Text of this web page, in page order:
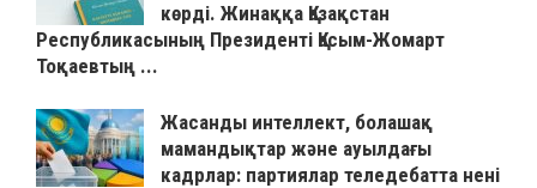
көрді. Жинаққа Қазақстан
Республикасының Президенті Қасым-Жомарт
Тоқаевтың ...
Жасанды интеллект, болашақ
мамандықтар және ауылдағы
кадрлар: партиялар теледебатта нені